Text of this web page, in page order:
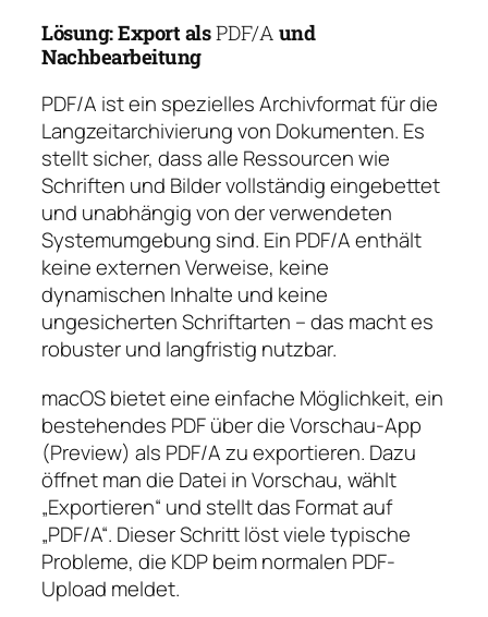
Lösung: Export alsPDF/A und
Nachbearbeitung
PDF/A ist ein spezielles Archivformat für die
Langzeitarchivierung von Dokumenten. Es
stellt sicher, dass alle Ressourcen wie
Schriften und Bilder vollständig eingebettet
und unabhängig von der verwendeten
Systemumgebung sind. Ein PDF/A enthält
keine externen Verweise, keine
dynamischen Inhalte und keine
ungesicherten Schriftarten – das macht es
robuster und langfristig nutzbar.
macOS bietet eine einfache Möglichkeit, ein
bestehendes PDF über die Vorschau-App
(Preview) als PDF/A zu exportieren. Dazu
öffnet man die Datei in Vorschau, wählt
„Exportieren“ und stellt das Format auf
„PDF/A“. Dieser Schritt löst viele typische
Probleme, die KDP beim normalen PDF-
Upload meldet.